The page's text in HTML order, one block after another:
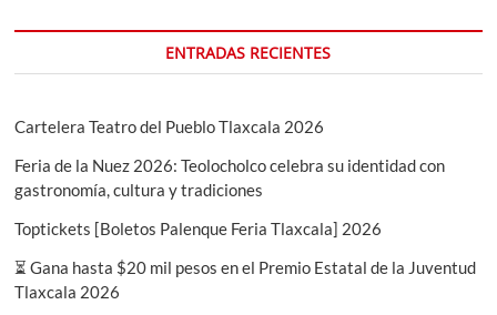
ENTRADAS RECIENTES
Cartelera Teatro del Pueblo Tlaxcala 2026
Feria de la Nuez 2026: Teolocholco celebra su identidad con
gastronomía, cultura y tradiciones
Toptickets [Boletos Palenque Feria Tlaxcala] 2026
⏳ Gana hasta $20 mil pesos en el Premio Estatal de la Juventud
Tlaxcala 2026